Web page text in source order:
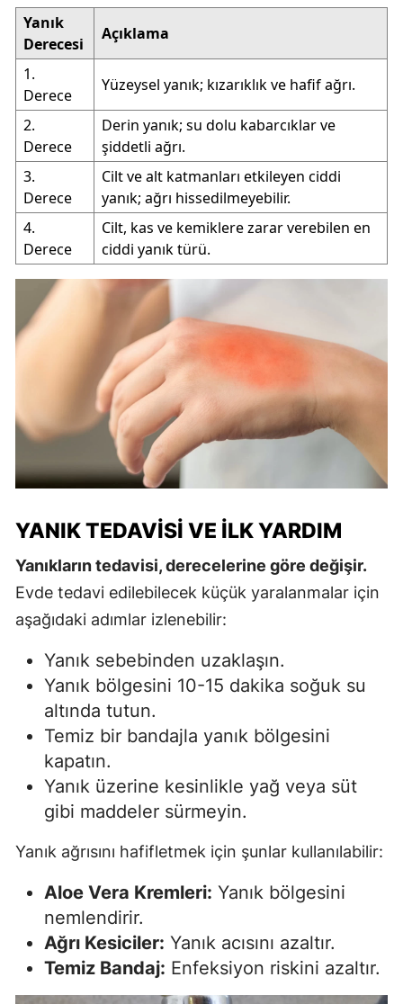
Yanık
Derecesi
Açıklama
1.
Derece
Yüzeysel yanık; kızarıklık ve hafif ağrı.
2.
Derece
Derin yanık; su dolu kabarcıklar ve
şiddetli ağrı.
3.
Derece
Cilt ve alt katmanları etkileyen ciddi
yanık; ağrı hissedilmeyebilir.
4.
Derece
Cilt, kas ve kemiklere zarar verebilen en
ciddi yanık türü.
YANIK TEDAVISI VE İLK YARDIM
Yanıkların tedavisi, derecelerine göre değişir.
Evde tedavi edilebilecek küçük yaralanmalar için
aşağıdaki adımlar izlenebilir:
Yanık sebebinden uzaklaşın.
Yanık bölgesini 10-15 dakika soğuk su
altında tutun.
Temiz bir bandajla yanık bölgesini
kapatın.
Yanık üzerine kesinlikle yağ veya süt
gibi maddeler sürmeyin.
Yanık ağrısını hafifletmek için şunlar kullanılabilir:
Aloe Vera Kremleri: Yanık bölgesini
nemlendirir.
Ağrı Kesiciler: Yanık acısını azaltır.
Temiz Bandaj: Enfeksiyon riskini azaltır.